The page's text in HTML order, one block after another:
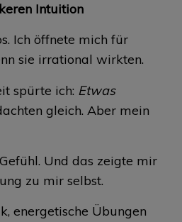
Intuition
Ich öffnete mich für
sie irrational wirkten.
spürte ich: Etwas
gleich. Aber mein
Und das zeigte mir
zu mir selbst.
energetische Übungen